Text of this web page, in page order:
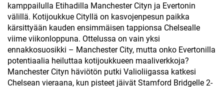
kamppailulla Etihadilla Manchester Cityn ja Evertonin
välillä. Kotijoukkue Cityllä on kasvojenpesun paikka
kärsittyään kauden ensimmäisen tappionsa Chelsealle
viime viikonloppuna. Ottelussa on vain yksi
ennakkosuosikki – Manchester City, mutta onko Evertonilla
potentiaalia heiluttaa kotijoukkueen maaliverkkoja?
Manchester Cityn häviötön putki Valioliigassa katkesi
Chelsean vieraana, kun pisteet jäivät Stamford Bridgelle 2-